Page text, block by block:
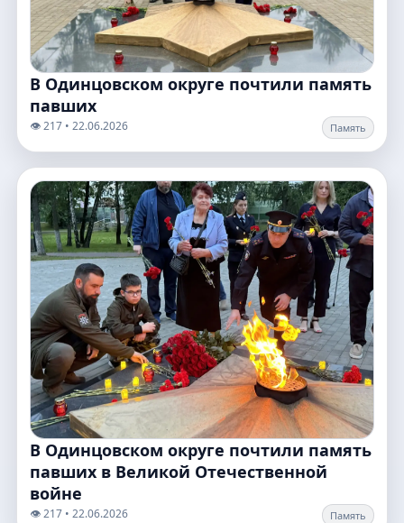
В Одинцовском округе почтили память
павших
👁️ 217 • 22.06.2026 Память
В Одинцовском округе почтили память
павших в Великой Отечественной
войне
👁️ 217 • 22.06.2026 Память